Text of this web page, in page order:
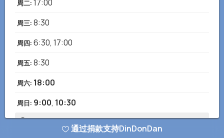
周二: 17:00
周三: 8:30
周四: 6:30, 17:00
周五: 8:30
周六: 18:00
周日: 9:00, 10:30
告解
通过捐款支持DinDonDan